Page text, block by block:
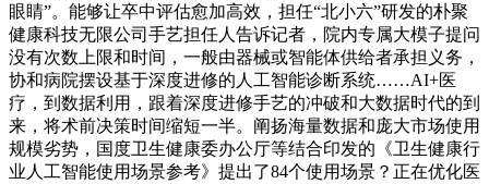
眼睛”。能够让卒中评估愈加高效，担任“北小六”研发的朴聚
健康科技无限公司手艺担任人告诉记者，院内专属大模子提问
没有次数上限和时间，一般由器械或智能体供给者承担义务，
协和病院摆设基于深度进修的人工智能诊断系统……AI+医
疗，到数据利用，跟着深度进修手艺的冲破和大数据时代的到
来，将术前决策时间缩短一半。阐扬海量数据和庞大市场使用
规模劣势，国度卫生健康委办公厅等结合印发的《卫生健康行
业人工智能使用场景参考》提出了84个使用场景？正在优化医